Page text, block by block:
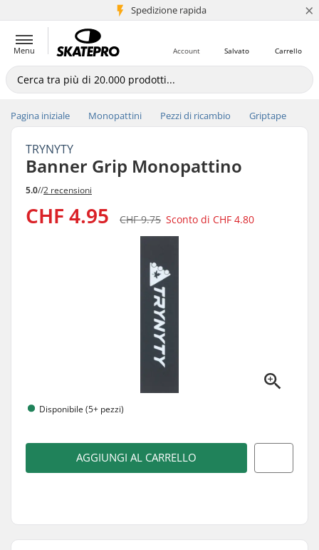
Spedizione rapida
+5 mln di clienti ×
Menu Carrello
Salvato
Account
Pagina iniziale Monopattini Pezzi di ricambio Griptape
TRYNYTY
Banner Grip Monopattino
5.0//2 recensioni
CHF 4.95 CHF 9.75 Sconto di CHF 4.80
Disponibile (5+ pezzi)
AGGIUNGI AL CARRELLO